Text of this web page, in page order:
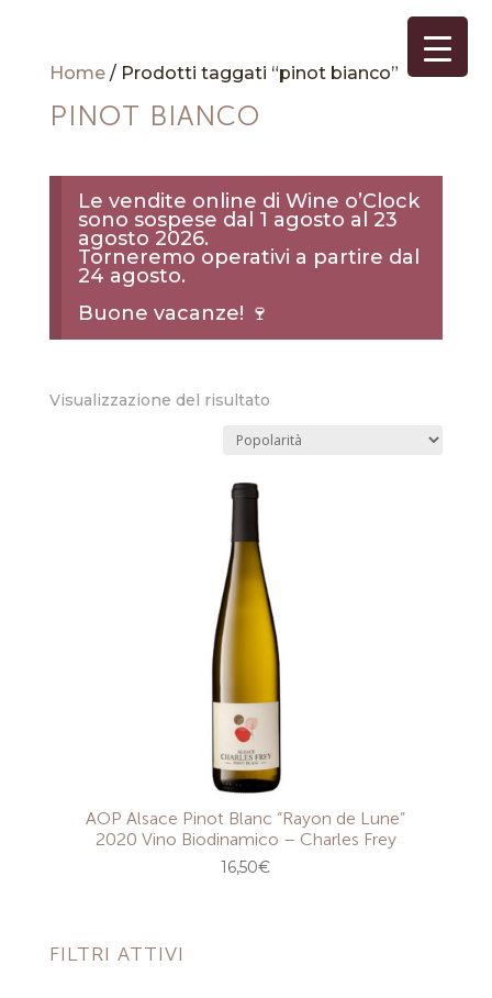
Home/ Prodotti taggati “pinot bianco”
PINOT BIANCO
Le vendite online di Wine o’Clock
sono sospese dal 1 agosto al 23
agosto 2026.
Torneremo operativi a partire dal
24 agosto.
Buone vacanze! 🍷
Visualizzazione del risultato
AOP Alsace Pinot Blanc “Rayon de Lune”
2020 Vino Biodinamico – Charles Frey
16,50€
FILTRI ATTIVI